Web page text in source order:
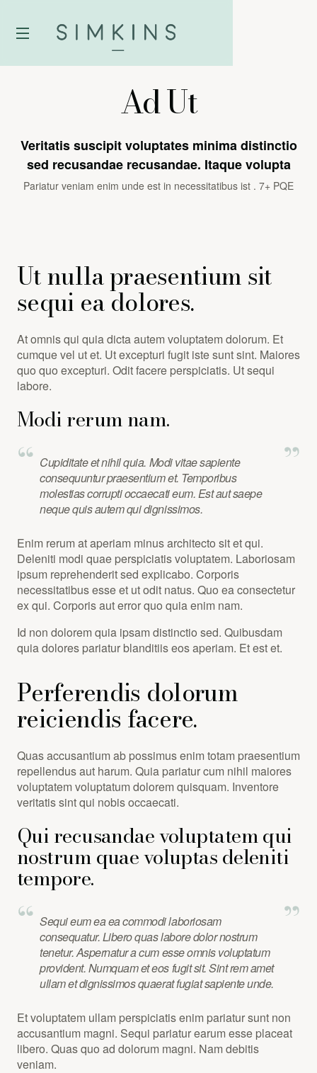
Ad Ut
Veritatis suscipit voluptates minima distinctio
sed recusandae recusandae. Itaque volupta
Pariatur veniam enim unde est in necessitatibus ist . 7+ PQE
Ut nulla praesentium sit
sequi ea dolores.
At omnis qui quia dicta autem voluptatem dolorum. Et
cumque vel ut et. Ut excepturi fugit iste sunt sint. Maiores
quo quo excepturi. Odit facere perspiciatis. Ut sequi
labore.
Modi rerum nam.
Cupiditate et nihil quia. Modi vitae sapiente
consequuntur praesentium et. Temporibus
molestias corrupti occaecati eum. Est aut saepe
neque quis autem qui dignissimos.
Enim rerum at aperiam minus architecto sit et qui.
Deleniti modi quae perspiciatis voluptatem. Laboriosam
ipsum reprehenderit sed explicabo. Corporis
necessitatibus esse et ut odit natus. Quo ea consectetur
ex qui. Corporis aut error quo quia enim nam.
Id non dolorem quia ipsam distinctio sed. Quibusdam
quia dolores pariatur blanditiis eos aperiam. Et est et.
Perferendis dolorum
reiciendis facere.
Quas accusantium ab possimus enim totam praesentium
repellendus aut harum. Quia pariatur cum nihil maiores
voluptatem voluptatum dolorem quisquam. Inventore
veritatis sint qui nobis occaecati.
Qui recusandae voluptatem qui
nostrum quae voluptas deleniti
tempore.
Sequi eum ea ea commodi laboriosam
consequatur. Libero quas labore dolor nostrum
tenetur. Aspernatur a cum esse omnis voluptatum
provident. Numquam et eos fugit sit. Sint rem amet
ullam et dignissimos quaerat fugiat sapiente unde.
Et voluptatem ullam perspiciatis enim pariatur sunt non
accusantium magni. Sequi pariatur earum esse placeat
libero. Quas quo ad dolorum magni. Nam debitis
veniam.